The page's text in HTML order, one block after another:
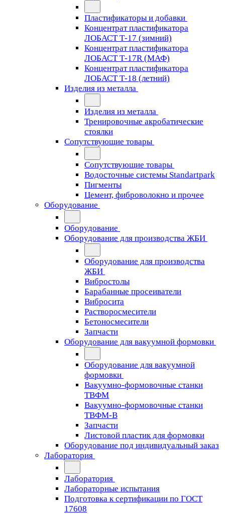
Пластификаторы и добавки
Концентрат пластификатора
ЛОБАСТ Т-17 (зимний)
Концентрат пластификатора
ЛОБАСТ Т-17R (МАФ)
Концентрат пластификатора
ЛОБАСТ Т-18 (летний)
Изделия из металла
Изделия из металла
Тренировочные акробатические
стоялки
Сопутствующие товары
Сопутствующие товары
Водосточные системы Standartpark
Пигменты
Цемент, фиброволокно и прочее
Оборудование
Оборудование
Оборудование для производства ЖБИ
Оборудование для производства
ЖБИ
Вибростолы
Барабанные просеиватели
Вибросита
Растворосмесители
Бетоносмесители
Запчасти
Оборудование для вакуумной формовки
Оборудование для вакуумной
формовки
Вакуумно-формовочные станки
ТВФМ
Вакуумно-формовочные станки
ТВФМ-В
Запчасти
Листовой пластик для формовки
Оборудование под индивидуальный заказ
Лаборатория
Лаборатория
Лабораторные испытания
Подготовка к сертификации по ГОСТ
17608